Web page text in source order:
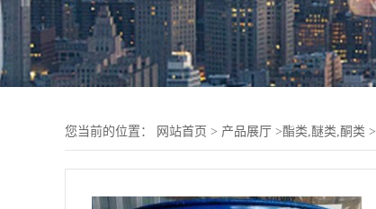
您当前的位置： 网站首页 > 产品展厅 >酯类,醚类,酮类 >